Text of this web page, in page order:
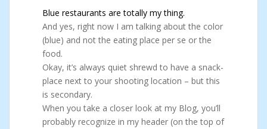
Blue restaurants are totally my thing.
And yes, right now I am talking about the color
(blue) and not the eating place per se or the
food.
Okay, it’s always quiet shrewd to have a snack-
place next to your shooting location – but this
is secondary.
When you take a closer look at my Blog, you’ll
probably recognize in my header (on the top of